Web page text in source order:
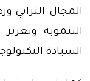
المجال الترابي
التنموية
السيادة